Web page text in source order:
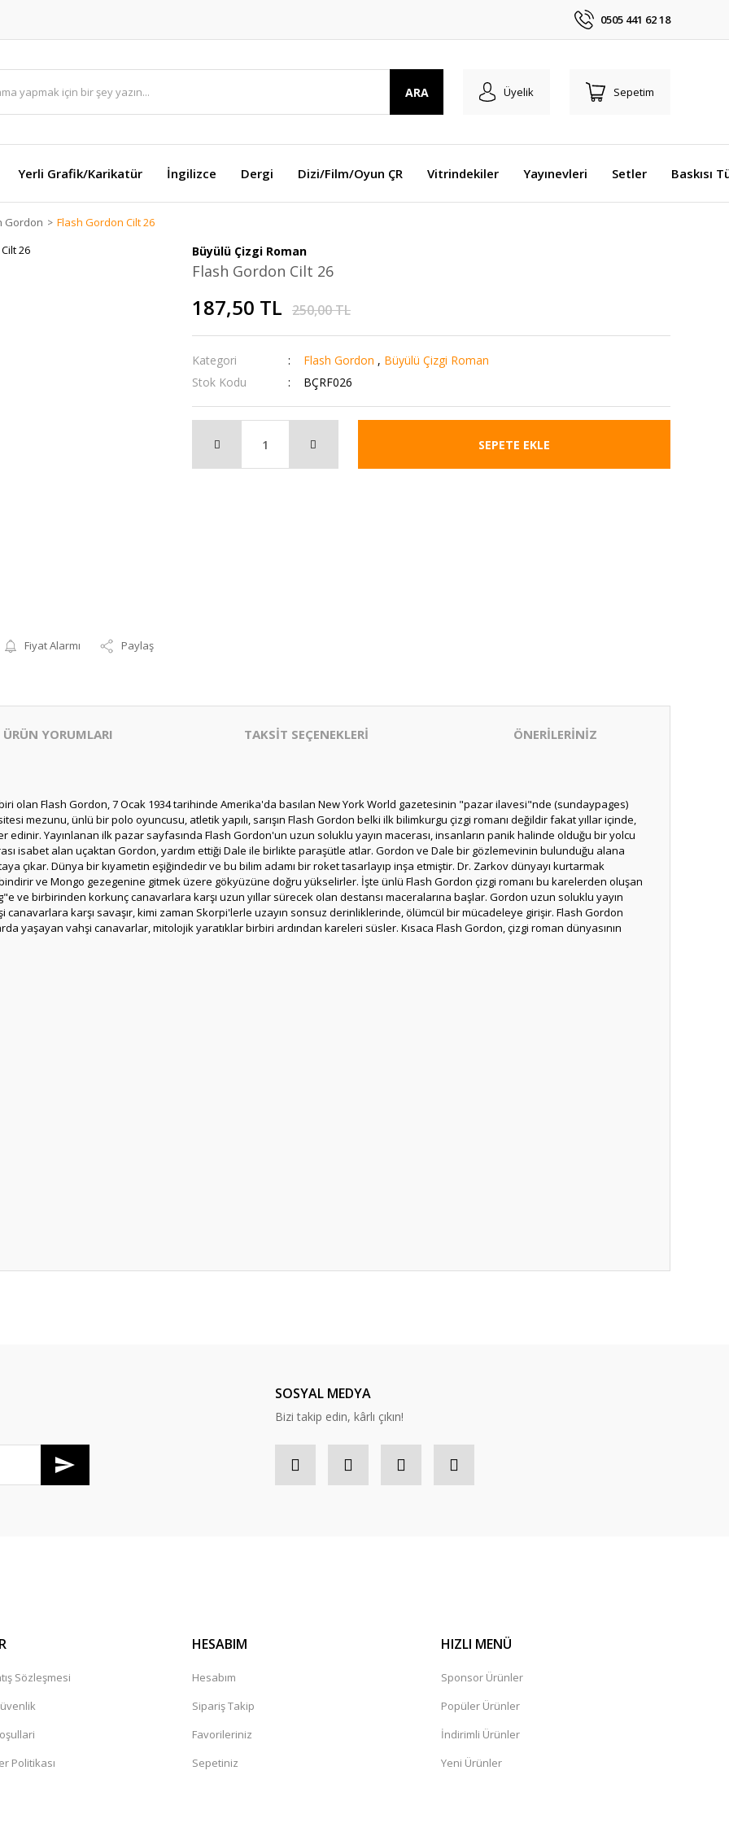
0505 441 62 18
ARA Üyelik Sepetim
Yerli Grafik/Karikatür İngilizce Dergi Dizi/Film/Oyun ÇR Vitrindekiler Yayınevleri Setler Baskısı
Gordon Flash Gordon Cilt 26
Fiyat Alarmı Paylaş
Büyülü Çizgi Roman
Flash Gordon Cilt 26
187,50 TL 250,00 TL
Kategori Flash Gordon , Büyülü Çizgi Roman
Stok Kodu
BÇRF026
SEPETE EKLE
ÜRÜN YORUMLARI TAKSİT SEÇENEKLERİ ÖNERİLERİNİZ
olan Flash Gordon, 7 Ocak 1934 tarihinde Amerika'da basılan New York World gazetesinin "pazar ilavesi"nde (sundaypages)
mezunu, ünlü bir polo oyuncusu, atletik yapılı, sarışın Flash Gordon belki ilk bilimkurgu çizgi romanı değildir fakat yıllar içinde,
Yayınlanan ilk pazar sayfasında Flash Gordon'un uzun soluklu yayın macerası, insanların panik halinde olduğu bir yolcu
isabet alan uçaktan Gordon, yardım ettiği Dale ile birlikte paraşütle atlar. Gordon ve Dale bir gözlemevinin bulunduğu alana
çıkar. Dünya bir kıyametin eşiğindedir ve bu bilim adamı bir roket tasarlayıp inşa etmiştir. Dr. Zarkov dünyayı kurtarmak
ve Mongo gezegenine gitmek üzere gökyüzüne doğru yükselirler. İşte ünlü Flash Gordon çizgi romanı bu karelerden oluşan
ve birbirinden korkunç canavarlara karşı uzun yıllar sürecek olan destansı maceralarına başlar. Gordon uzun soluklu yayın
karşı savaşır, kimi zaman Skorpi'lerle uzayın sonsuz derinliklerinde, ölümcül bir mücadeleye girişir. Flash Gordon
yaşayan vahşi canavarlar, mitolojik yaratıklar birbiri ardından kareleri süsler. Kısaca Flash Gordon, çizgi roman dünyasının
SOSYAL MEDYA
Bizi takip edin, kârlı çıkın!
Sözleşmesi
Politikası
HESABIM
Hesabım
Sipariş Takip
Favorileriniz
Sepetiniz
HIZLI MENÜ
Sponsor Ürünler
Popüler Ürünler
İndirimli Ürünler
Yeni Ürünler